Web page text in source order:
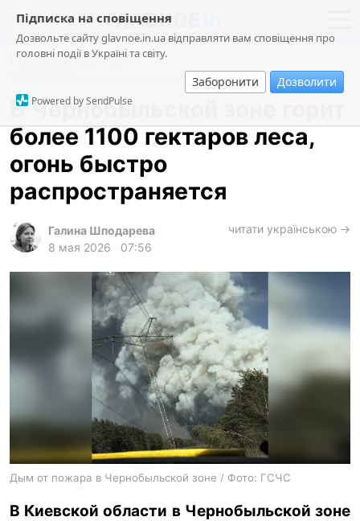
Підписка на сповіщення
Дозвольте сайту glavnoe.in.ua відправляти вам сповіщення про
головні події в Україні та світу.
Заборонити Дозволити
Powered by SendPulse
новости
о проекте
общество
происшествия
техно
харьков
архив
gambling
en
Происшествия
В Чернобыльской зоне горит
более 1100 гектаров леса,
огонь быстро
распространяется
Галина Шподарева
8 мая 2026
07:56
читати українською →
Дым от пожара в Чернобыльской зоне / Фото: ГСЧС
В Киевской области в Чернобыльской зоне